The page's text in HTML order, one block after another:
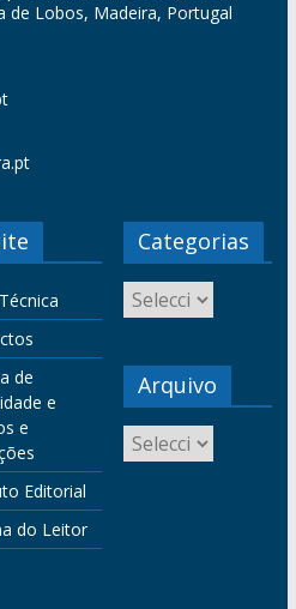
de Lobos, Madeira, Portugal
de
e
e
Editorial
do Leitor
Categorias
Arquivo